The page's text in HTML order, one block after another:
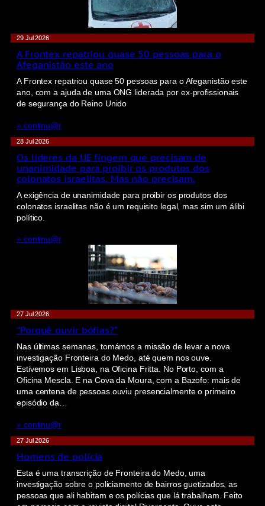
29 Jul 2026
A Frontex repatriou quase 50 pessoas para o
Afeganistão este ano
A Frontex repatriou quase 50 pessoas para o Afeganistão este
ano, com a ajuda de uma ONG liderada por ex-profissionais
de segurança do Reino Unido
» continu@r
28 Jul 2026
Os líderes da UE fingem que precisam de
unanimidade para proibir os produtos dos
colonatos israelitas. Mas não precisam.
A exigência de unanimidade para proibir os produtos dos
colonatos israelitas não é um requisito legal, mas sim um álibi
político.
» continu@r
27 Jul 2026
“Porquê ouvir bófias?”
Nas últimas semanas, tomámos a missão de levar a nova
investigação Fronteira do Medo, até quem nos ouve.
Estivemos em Lisboa, na Oficina Fritta. No Porto, com a
Oficina Mescla. E na Cova da Moura, com a Bazofo: mais de
uma centena de pessoas ouviu presencialmente o primeiro
episódio da…
» continu@r
27 Jul 2026
Homens de polícia
Esta é uma transcrição de Fronteira do Medo, uma
investigação sobre o policiamento de bairros guetizados, as
pessoas que ali habitam e os polícias que lá trabalham. Feito